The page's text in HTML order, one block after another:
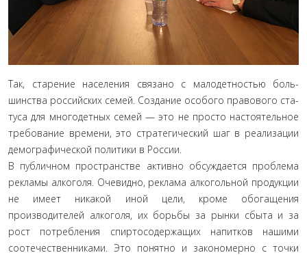
Так, старение населения связано с малодетностью боль­
шинства российских семей. Создание особого правового ста­
туса для многодетных семей — это не просто настоятельное
требование времени, это стратегический шаг в реализации
демографической политики в России.
В публичном пространстве активно обсуждается про­блема
рекламы алкоголя. Очевидно, реклама алкогольной продукции
не имеет никакой иной цели, кроме обогаще­ния
производителей алкоголя, их борьбы за рынки сбыта и за
рост потребления спиртосодержащих напитков нашими
соотечественниками. Это понятно и закономерно с точки